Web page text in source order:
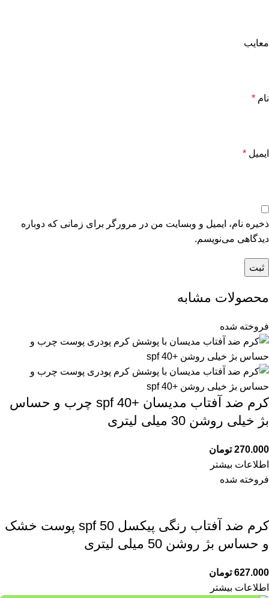
معایب
نام *
ایمیل *
ذخیره نام، ایمیل و وبسایت من در مرورگر برای زمانی که دوباره
دیدگاهی می‌نویسم.
محصولات مشابه
فروخته شده
کرم ضد آفتاب مدیسان +spf 40 چرب و حساس
بژ خیلی روشن 30 میلی لیتری
270.000 تومان
اطلاعات بیشتر
فروخته شده
کرم ضد آفتاب رنگی پیکسل spf 50 پوست خشک
و حساس بژ روشن 50 میلی لیتری
627.000 تومان
اطلاعات بیشتر